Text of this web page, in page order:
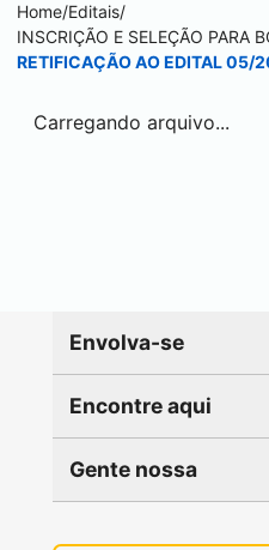
Home/Editais/
INSCRIÇÃO E SELEÇÃO PARA
RETIFICAÇÃO AO EDITAL 05/
Carregando arquivo...
Envolva-se
Encontre aqui
Gente nossa